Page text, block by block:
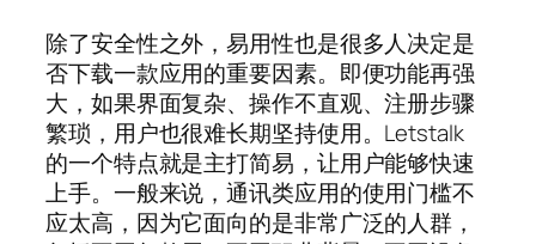
除了安全性之外，易用性也是很多人决定是
否下载一款应用的重要因素。即便功能再强
大，如果界面复杂、操作不直观、注册步骤
繁琐，用户也很难长期坚持使用。Letstalk
的一个特点就是主打简易，让用户能够快速
上手。一般来说，通讯类应用的使用门槛不
应太高，因为它面向的是非常广泛的人群，